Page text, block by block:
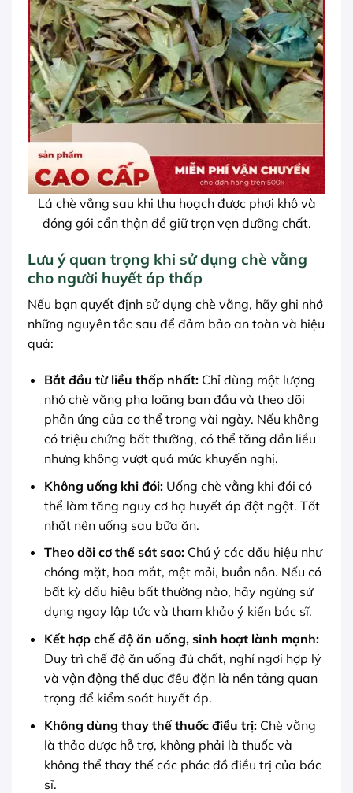
Lá chè vằng sau khi thu hoạch được phơi khô và
đóng gói cẩn thận để giữ trọn vẹn dưỡng chất.
Lưu ý quan trọng khi sử dụng chè vằng
cho người huyết áp thấp
Nếu bạn quyết định sử dụng chè vằng, hãy ghi nhớ
những nguyên tắc sau để đảm bảo an toàn và hiệu
quả:
Bắt đầu từ liều thấp nhất:Chỉ dùng một lượng
nhỏ chè vằng pha loãng ban đầu và theo dõi
phản ứng của cơ thể trong vài ngày. Nếu không
có triệu chứng bất thường, có thể tăng dần liều
nhưng không vượt quá mức khuyến nghị.
Không uống khi đói:Uống chè vằng khi đói có
thể làm tăng nguy cơ hạ huyết áp đột ngột. Tốt
nhất nên uống sau bữa ăn.
Theo dõi cơ thể sát sao:Chú ý các dấu hiệu như
chóng mặt, hoa mắt, mệt mỏi, buồn nôn. Nếu có
bất kỳ dấu hiệu bất thường nào, hãy ngừng sử
dụng ngay lập tức và tham khảo ý kiến bác sĩ.
Kết hợp chế độ ăn uống, sinh hoạt lành mạnh:
Duy trì chế độ ăn uống đủ chất, nghỉ ngơi hợp lý
và vận động thể dục đều đặn là nền tảng quan
trọng để kiểm soát huyết áp.
Không dùng thay thế thuốc điều trị:Chè vằng
là thảo dược hỗ trợ, không phải là thuốc và
không thể thay thế các phác đồ điều trị của bác
sĩ.